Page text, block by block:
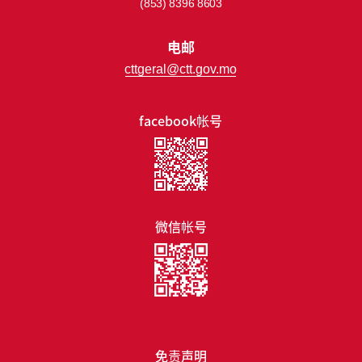
免责声明
facebook帐号
微信帐号
(853) 8396 8603
电邮
cttgeral@ctt.gov.mo